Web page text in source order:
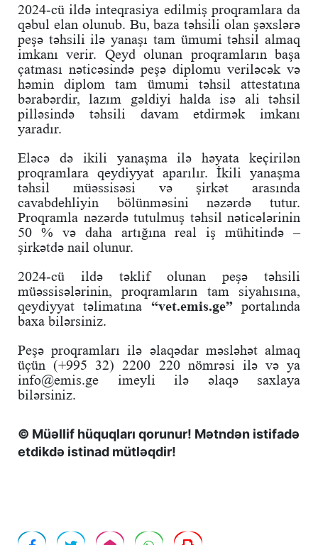
2024-cü ildə inteqrasiya edilmiş proqramlara da
qəbul elan olunub. Bu, baza təhsili olan şəxslərə
peşə təhsili ilə yanaşı tam ümumi təhsil almaq
imkanı verir. Qeyd olunan proqramların başa
çatması nəticəsində peşə diplomu veriləcək və
həmin diplom tam ümumi təhsil attestatına
bərabərdir, lazım gəldiyi halda isə ali təhsil
pilləsində təhsili davam etdirmək imkanı
yaradır.
Eləcə də ikili yanaşma ilə həyata keçirilən
proqramlara qeydiyyat aparılır. İkili yanaşma
təhsil müəssisəsi və şirkət arasında
cavabdehliyin bölünməsini nəzərdə tutur.
Proqramla nəzərdə tutulmuş təhsil nəticələrinin
50 % və daha artığına real iş mühitində –
şirkətdə nail olunur.
2024-cü ildə təklif olunan peşə təhsili
müəssisələrinin, proqramların tam siyahısına,
qeydiyyat təlimatına “vet.emis.ge”portalında
baxa bilərsiniz.
Peşə proqramları ilə əlaqədar məsləhət almaq
üçün (+995 32) 2200 220 nömrəsi ilə və ya
info@emis.ge imeyli ilə əlaqə saxlaya
bilərsiniz.
© Müəllif hüquqları qorunur! Mətndən istifadə
etdikdə istinad mütləqdir!